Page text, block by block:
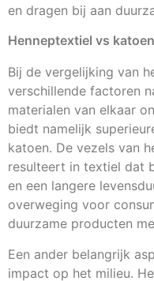
en dragen bij aan
Henneptextiel vs katoen
Bij de vergelijking van
verschillende factoren
materialen van elkaar
biedt namelijk
katoen. De vezels van
resulteert in textiel dat
en een langere
overweging voor
duurzame producten
Een ander belangrijk
impact op het milieu.